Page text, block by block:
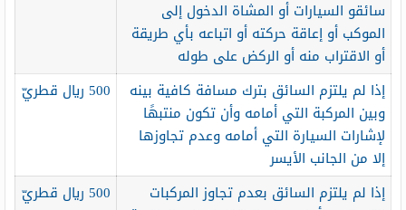
سائقو السيارات أو المشاة الدخول إلى
الموكب أو إعاقة حركته أو اتباعه بأي طريقة
أو الاقتراب منه أو الركض على طوله
إذا لم يلتزم السائق بترك مسافة كافية بينه
وبين المركبة التي أمامه وأن تكون منتبهًا
لإشارات السيارة التي أمامه وعدم تجاوزها
إلا من الجانب الأيسر
500 ريال قطريّ
إذا لم يلتزم السائق بعدم تجاوز المركبات
500 ريال قطريّ